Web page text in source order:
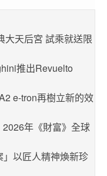
大天后宮 試乘就送限
推出Revuelto
e-tron再樹立新的效
年《財富》全球
以匠人精神煥新珍